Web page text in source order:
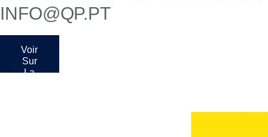
VDL@QP.PT
Voir
Sur
La